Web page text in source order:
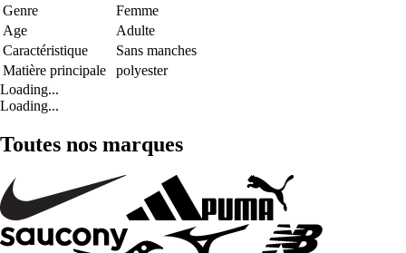
Genre
Femme
Age
Adulte
Caractéristique
Sans manches
Matière principale
polyester
Loading...
Loading...
Toutes nos marques